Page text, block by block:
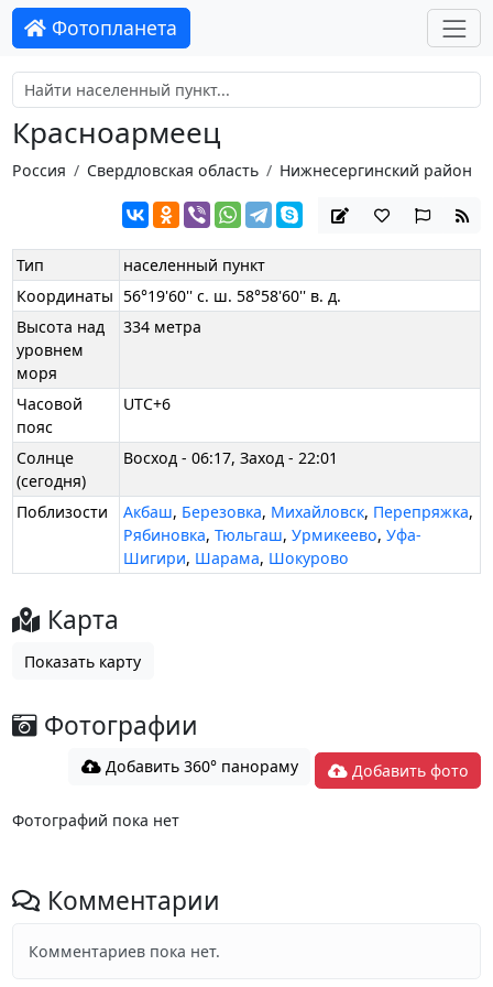
Фотопланета
Красноармеец
Россия Свердловская область Нижнесергинский район
Тип
населенный пункт
Координаты 56°19'60'' с. ш. 58°58'60'' в. д.
Высота над
уровнем
моря
334 метра
Часовой
пояс
UTC+6
Солнце
(сегодня)
Восход - 06:17, Заход - 22:01
Поблизости Акбаш, Березовка, Михайловск, Перепряжка,
Рябиновка,Тюльгаш,Урмикеево,Уфа-
Шигири, Шарама, Шокурово
Карта
Показать карту
Фотографии
Добавить 360° панораму Добавить фото
Фотографий пока нет
Комментарии
Комментариев пока нет.